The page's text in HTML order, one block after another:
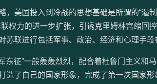
美国投入到冷战的思想基础是所谓的“遏制
权力的进一步扩张，引诱克里姆林宫缩回
苏联进行包括军事、政治、经济和心理手段
东征”一般轰轰烈烈，配合着杜鲁门主义和
造了自己的国家形象，完成了第一次国家